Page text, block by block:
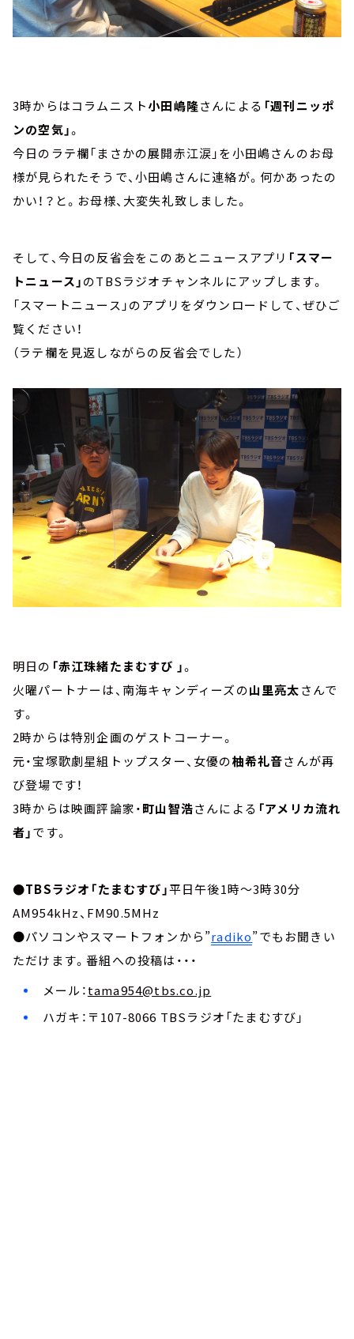
3時からはコラムニスト小田嶋隆さんによる 「週刊ニッポ
ンの空気」。
今日のラテ欄「まさかの展開赤江涙」を小田嶋さんのお母
様が見られたそうで、小田嶋さんに連絡が。何かあったの
かい！？と。お母様、大変失礼致しました。
そして、今日の反省会をこのあとニュースアプリ 「スマー
トニュース」のTBSラジオチャンネルにアップします。
「スマートニュース」のアプリをダウンロードして、ぜひご
覧ください！
（ラテ欄を見返しながらの反省会でした）
明日の 「赤江珠緒たまむすび 」。
火曜パートナーは、南海キャンディーズの山里亮太さんで
す。
2時からは特別企画のゲストコーナー。
元・宝塚歌劇星組トップスター、女優の柚希礼音さんが再
び登場です！
3時からは映画評論家・町山智浩さんによる 「アメリカ流れ
者」です。
●TBSラジオ「たまむすび」平日午後1時～3時30分
AM954kHz、FM90.5MHz
●パソコンやスマートフォンから”radiko”でもお聞きい
ただけます。番組への投稿は・・・
メール：tama954@tbs.co.jp
ハガキ：〒107-8066 TBSラジオ「たまむすび」